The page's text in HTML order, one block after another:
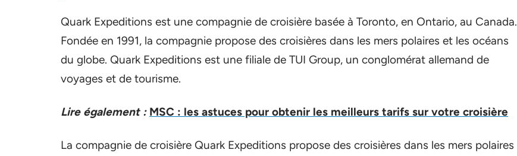
Quark Expeditions est une compagnie de croisière basée à Toronto, en Ontario, au Canada.
Fondée en 1991, la compagnie propose des croisières dans les mers polaires et les océans
du globe. Quark Expeditions est une filiale de TUI Group, un conglomérat allemand de
voyages et de tourisme.
Lire également : MSC : les astuces pour obtenir les meilleurs tarifs sur votre croisière
La compagnie de croisière Quark Expeditions propose des croisières dans les mers polaires